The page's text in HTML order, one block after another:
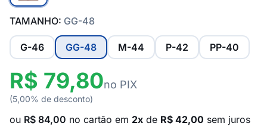
TAMANHO: GG-48
G-46 GG-48 M-44 P-42 PP-40
R$ 79,80no PIX
(5,00% de desconto)
ou R$ 84,00 no cartão em 2x de R$ 42,00 sem juros